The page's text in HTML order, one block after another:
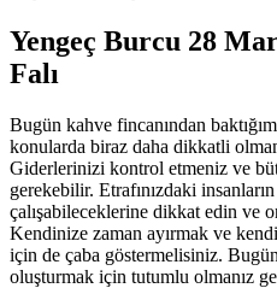
Yengeç Burcu 28
Falı
Bugün kahve fincanından
konularda biraz daha dikkatli
Giderlerinizi kontrol etmeniz ve
gerekebilir. Etrafınızdaki
çalışabileceklerine dikkat edin ve
Kendinize zaman ayırmak ve
için de çaba göstermelisiniz.
oluşturmak için tutumlu olmanız